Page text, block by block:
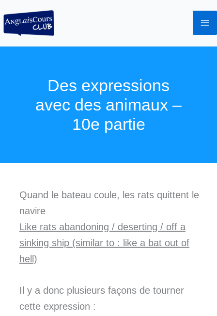
au
contenu
Des expressions
avec des animaux –
10e partie
Quand le bateau coule, les rats quittent le
navire
Like rats abandoning / deserting / off a
sinking ship (similar to : like a bat out of
hell)
Il y a donc plusieurs façons de tourner
cette expression :